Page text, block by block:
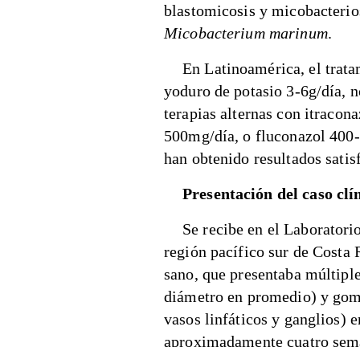
blastomicosis y
Micobacterium marinum.
En Latinoamérica, el
yoduro de potasio 3-6g/día,
terapias alternas con
500mg/día, o fluconazol
han obtenido resultados
Presentación del caso
Se recibe en el
región pacífico sur de Costa
sano, que presentaba
diámetro en promedio) y
vasos linfáticos y ganglios)
aproximadamente cuatro